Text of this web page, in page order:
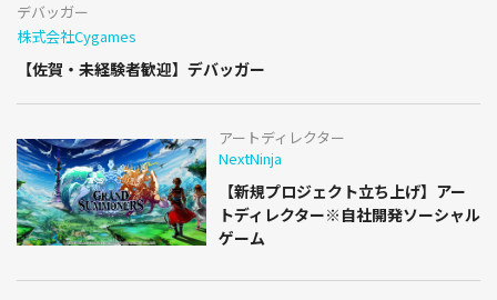
デバッガー
株式会社Cygames
【佐賀・未経験者歓迎】デバッガー
アートディレクター
NextNinja
【新規プロジェクト立ち上げ】アー
トディレクター※自社開発ソーシャル
ゲーム